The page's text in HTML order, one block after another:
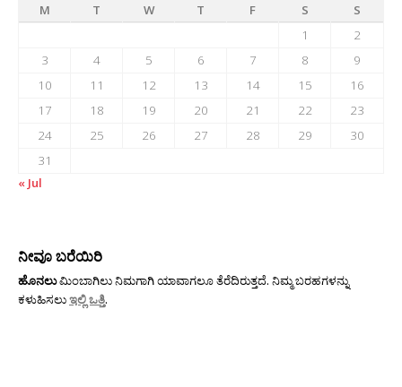
M
T W T F S
S
1
2
3
4 5 6 7 8
9
10
11 12 13 14 15
16
17
18 19 20 21 22
23
24
25 26 27 28 29
30
31
« Jul
ನೀವೂ ಬರೆಯಿರಿ
ಹೊನಲುಮಿಂಬಾಗಿಲು ನಿಮಗಾಗಿ ಯಾವಾಗಲೂ ತೆರೆದಿರುತ್ತದೆ. ನಿಮ್ಮ ಬರಹಗಳನ್ನು
ಕಳುಹಿಸಲುಇಲ್ಲಿ ಒತ್ತಿ.